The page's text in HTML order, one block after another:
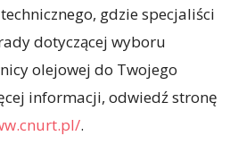
gdzie specjaliści
dotyczącej wyboru
olejowej do Twojego
informacji, odwiedź stronę
.